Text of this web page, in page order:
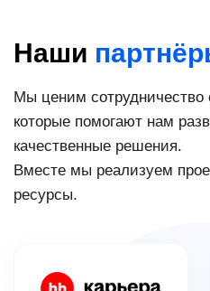
Наши
Мы ценим
которые помогают нам
качественные решения.
Вместе мы реализуем
ресурсы.